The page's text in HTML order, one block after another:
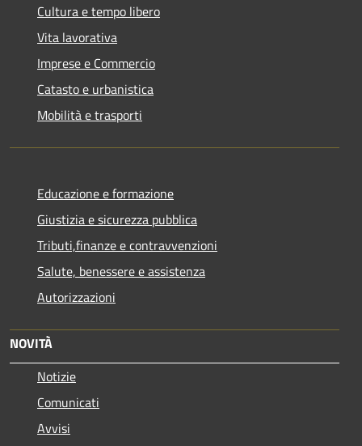
Cultura e tempo libero
Vita lavorativa
Imprese e Commercio
Catasto e urbanistica
Mobilità e trasporti
Educazione e formazione
Giustizia e sicurezza pubblica
Tributi,finanze e contravvenzioni
Salute, benessere e assistenza
Autorizzazioni
NOVITÀ
Notizie
Comunicati
Avvisi